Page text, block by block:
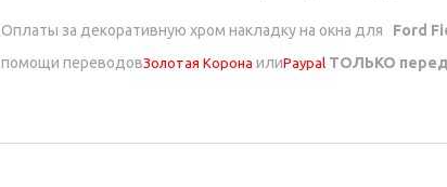
Оплаты за декоративную хром накладку на окна для Ford
помощи переводовЗолотая Корона илиPaypal ТОЛЬКО перед